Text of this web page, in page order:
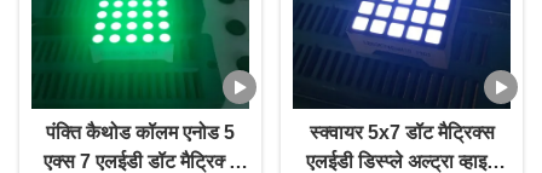
पंक्ति कैथोड कॉलम एनोड 5
एक्स 7 एलईडी डॉट मैट्रिक्स
स्क्वायर 5x7 डॉट मैट्रिक्स
एलईडी डिस्प्ले अल्ट्रा व्हाइट